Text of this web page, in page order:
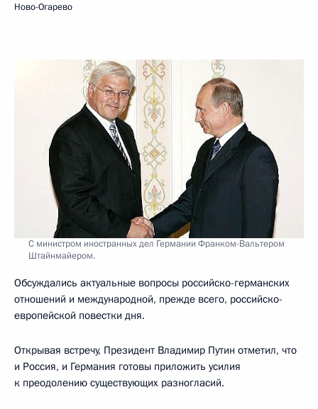
Ново-Огарево
С министром иностранных дел Германии Франком-Вальтером
Штайнмайером.
Обсуждались актуальные вопросы российско-германских
отношений и международной, прежде всего, российско-
европейской повестки дня.
Открывая встречу, Президент Владимир Путин отметил, что
и Россия, и Германия готовы приложить усилия
к преодолению существующих разногласий.